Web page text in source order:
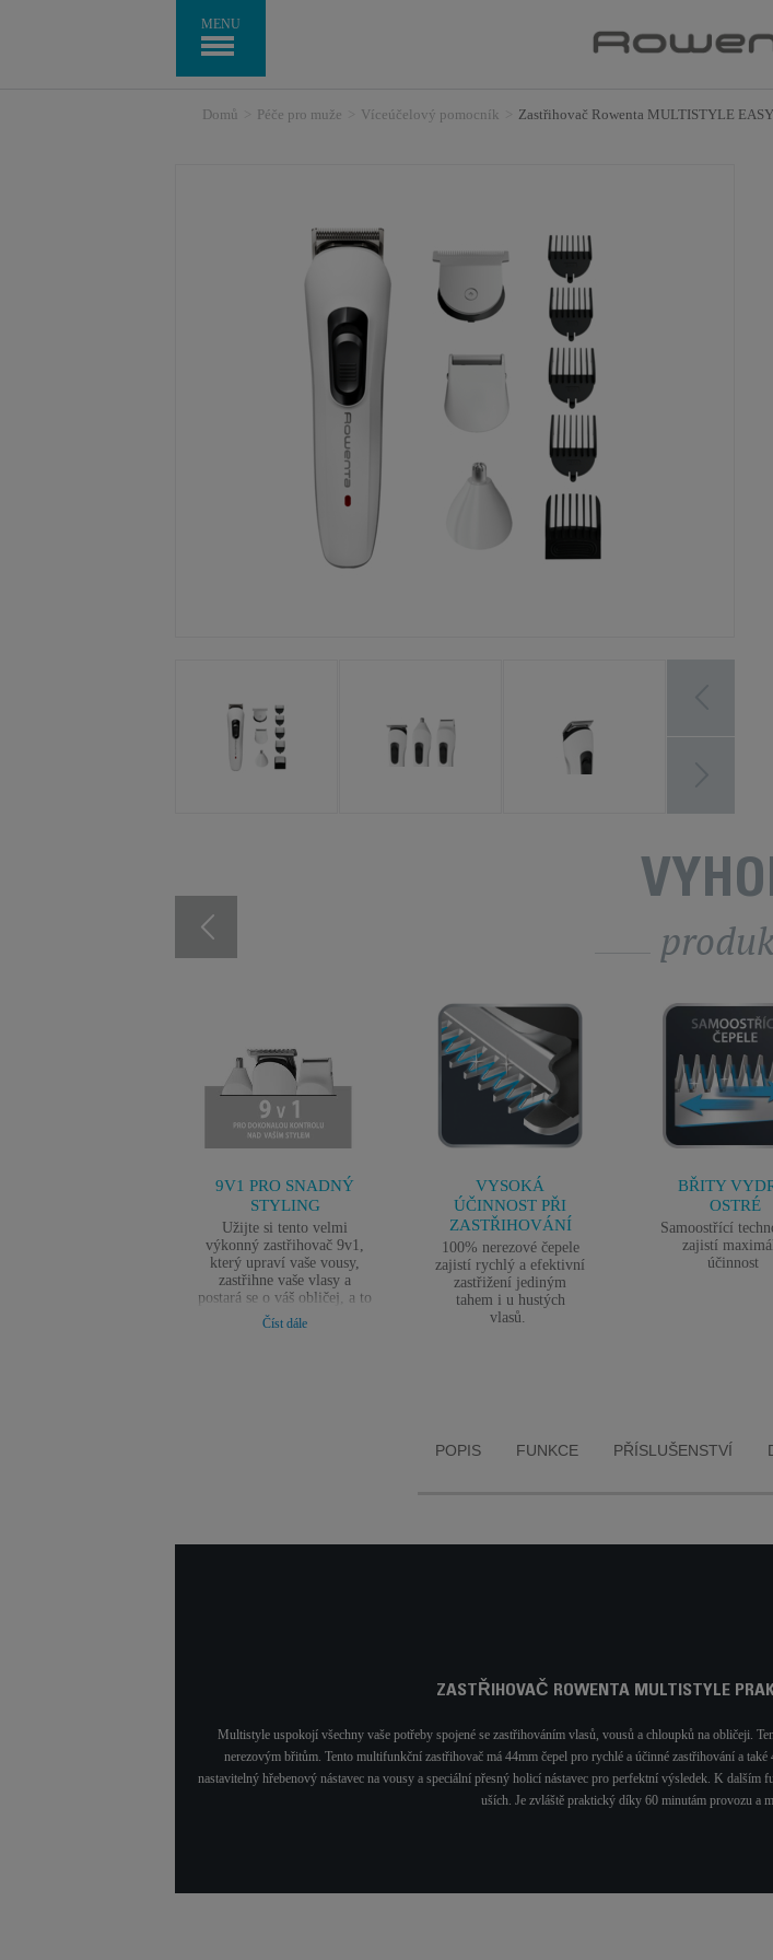
MENU
Domů Péče pro muže Víceúčelový pomocník Zastřihovač Rowenta MULTISTYLE
9V1 PRO SNADNÝ
STYLING
Užijte si tento velmi
výkonný zastřihovač 9v1,
který upraví vaše vousy,
zastřihne vaše vlasy a
postará se o váš obličej, a to
rychle a účinně den za
dnem.
Číst dále
VYSOKÁ
ÚČINNOST PŘI
ZASTŘIHOVÁNÍ
100% nerezové čepele
zajistí rychlý a efektivní
zastřižení jediným
tahem i u hustých
vlasů.
BŘITY
OSTRÉ
Samoostřící
zajistí
účinnost
POPIS FUNKCE PŘÍSLUŠENSTVÍ
ZASTŘIHOVAČ ROWENTA MULTISTYLE
Multistyle uspokojí všechny vaše potřeby spojené se zastřihováním vlasů, vousů a chloupků na obličeji.
nerezovým břitům. Tento multifunkční zastřihovač má 44mm čepel pro rychlé a účinné zastřihování a
nastavitelný hřebenový nástavec na vousy a speciální přesný holicí nástavec pro perfektní výsledek. K
uších. Je zvláště praktický díky 60 minutám provozu a